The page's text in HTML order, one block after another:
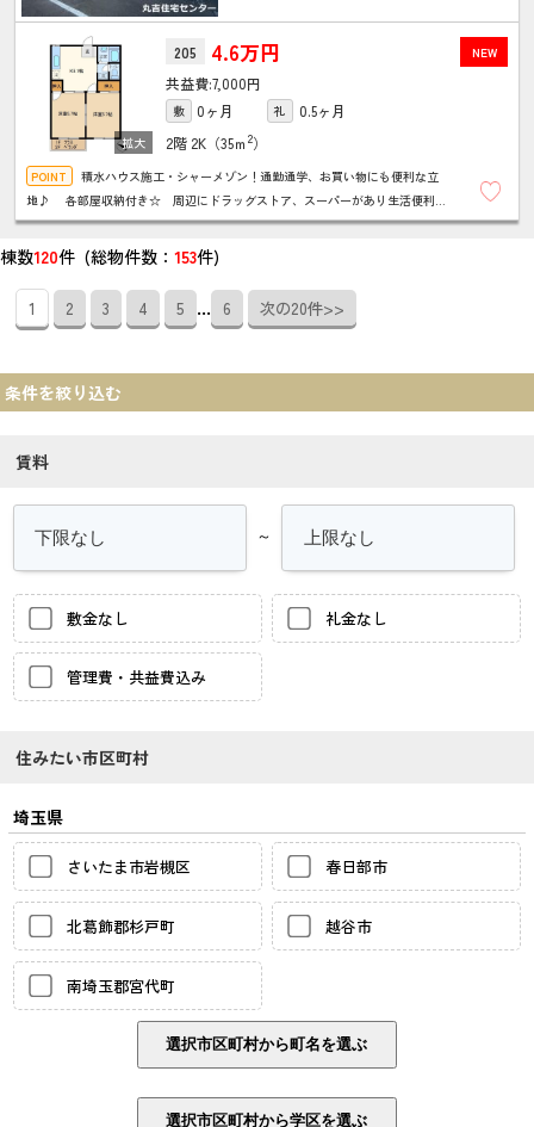
NEW
205 4.6万円
7,000円
敷 0ヶ月 礼
0.5ヶ月
2階 2K（35ｍ 2）
積水ハウス施工・シャーメゾン！通勤通学、お買い物にも便利な立
地♪ 各部屋収納付き☆ 周辺にドラッグストア、スーパーがあり生活便利で
す！ エアコン、ウォシュレット、TVドアホンなど設備も充実しています☆
棟数120件 (総物件数： 153件)
1 2 3 4 5 ... 6 次の20件>>
条件を絞り込む
賃料
～
敷金なし 礼金なし
管理費・共益費込み
住みたい市区町村
埼玉県
さいたま市岩槻区 春日部市
北葛飾郡杉戸町 越谷市
南埼玉郡宮代町